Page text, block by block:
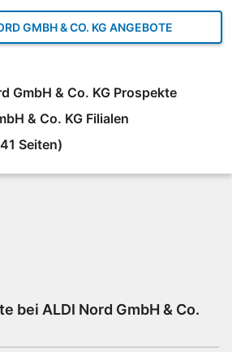
GMBH & CO. KG ANGEBOTE
GmbH & Co. KG Prospekte
& Co. KG Filialen
Seiten)
bei ALDI Nord GmbH & Co.